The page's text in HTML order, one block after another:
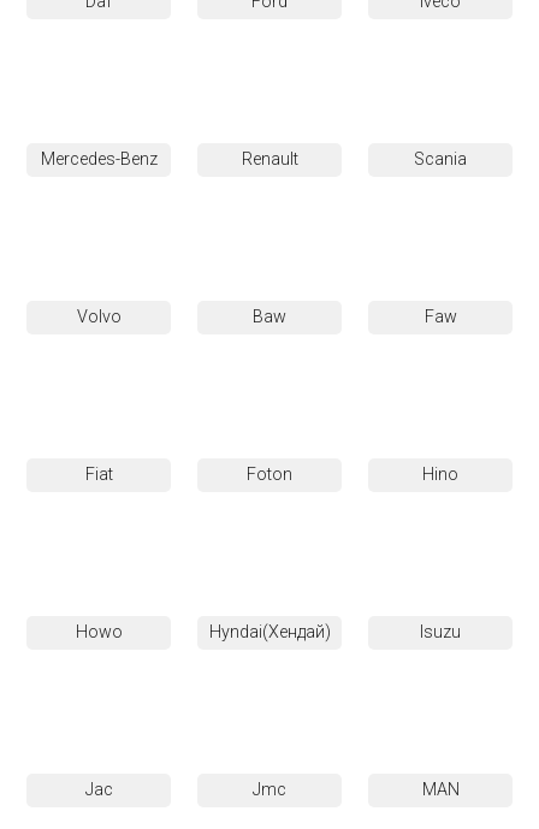
Mercedes-Benz Renault Scania
Volvo Baw Faw
Fiat Foton Hino
Howo Hyndai(Хендай) Isuzu
Jac Jmc MAN